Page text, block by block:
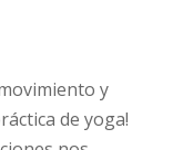
y
de yoga!